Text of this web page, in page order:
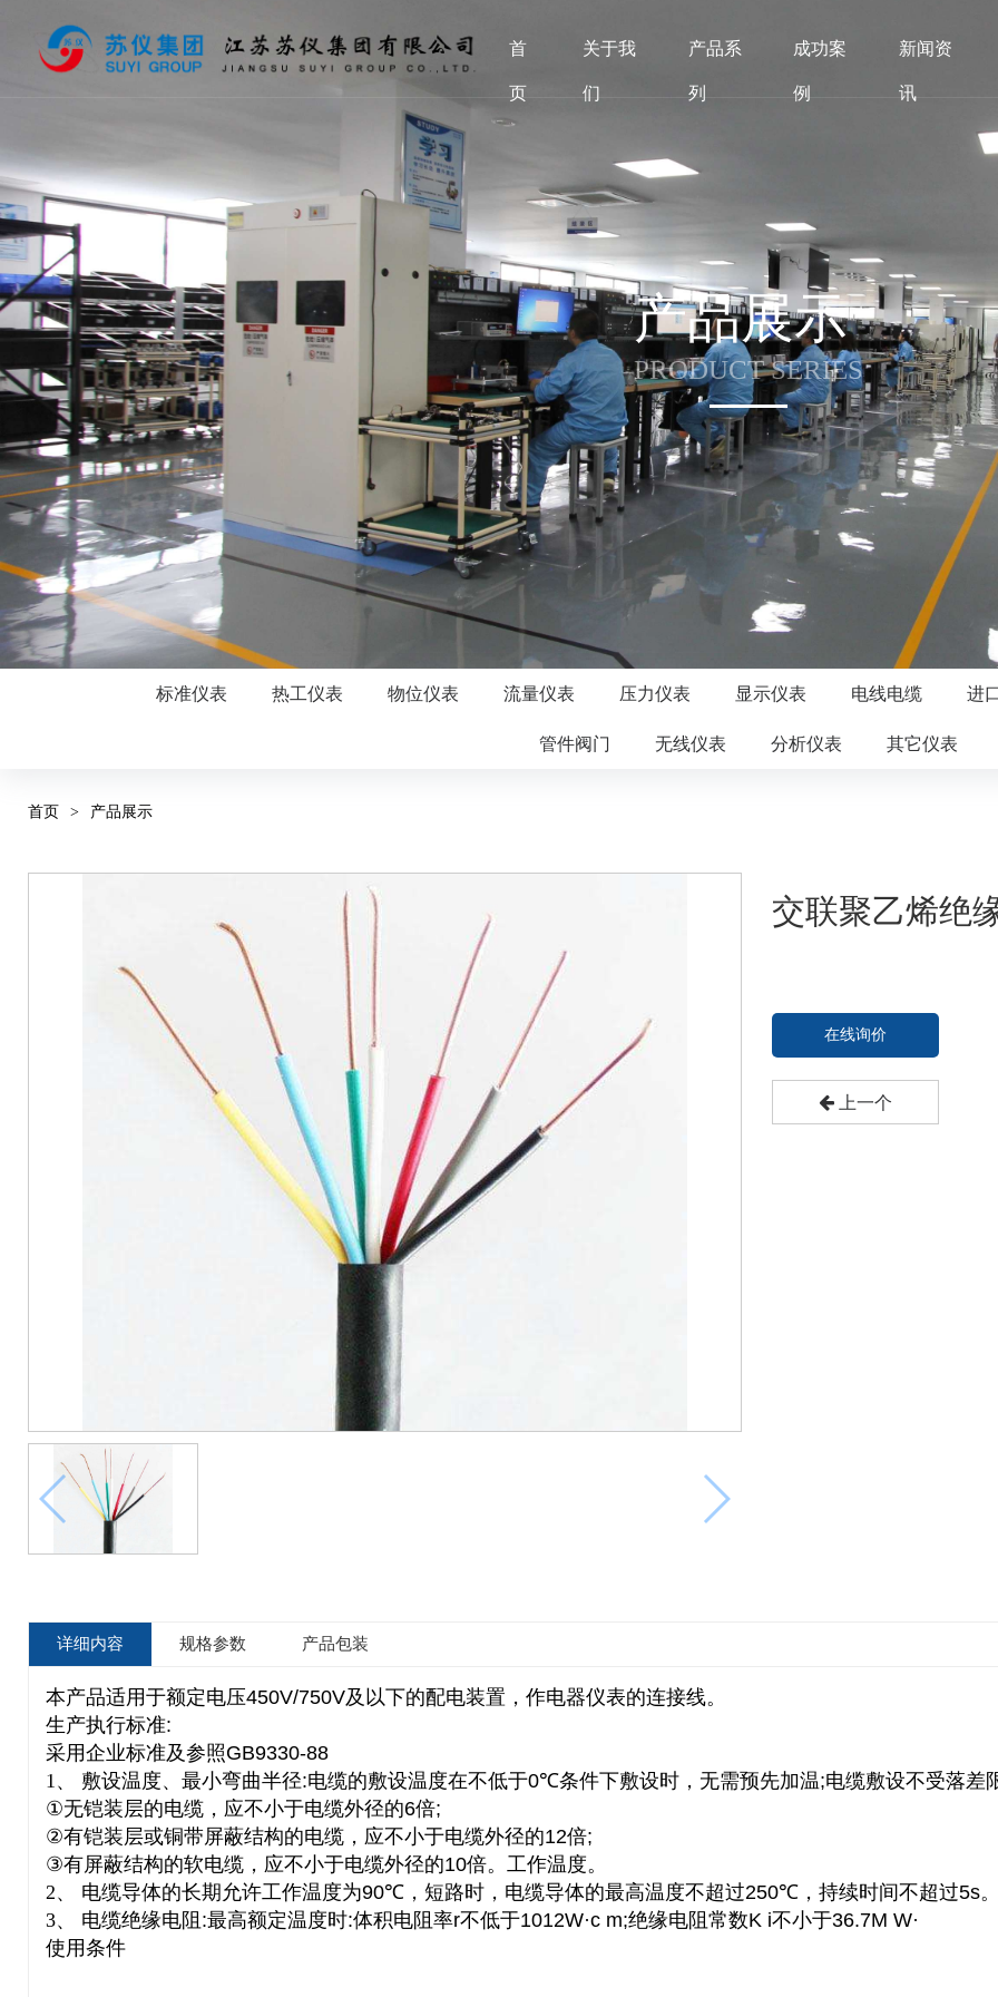
首
页
关于我
们
产品系
列
成功案
例
新闻资
讯
产品展示
PRODUCT SERIES
标准仪表 热工仪表 物位仪表 流量仪表 压力仪表 显示仪表 电线电缆 进
管件阀门 无线仪表 分析仪表 其它仪表
首页 > 产品展示
交联聚乙烯绝
在线询价
上一个
详细内容 规格参数 产品包装
本产品适用于额定电压450V/750V及以下的配电装置，作电器仪表的连接线。
生产执行标准:
采用企业标准及参照GB9330-88
1、 敷设温度、最小弯曲半径:电缆的敷设温度在不低于0℃条件下敷设时，无需预先加温;电缆敷设不受落差
①无铠装层的电缆，应不小于电缆外径的6倍;
②有铠装层或铜带屏蔽结构的电缆，应不小于电缆外径的12倍;
③有屏蔽结构的软电缆，应不小于电缆外径的10倍。工作温度。
2、 电缆导体的长期允许工作温度为90℃ ，短路时，电缆导体的最高温度不超过250℃ ，持续时间不超过5s
3、 电缆绝缘电阻 :最高额定温度时:体积电阻率r不低于1012W·c m;绝缘电阻常数K i不小于36.7M W·
使用条件